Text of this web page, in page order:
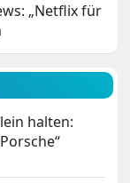
„Netflix für
halten: